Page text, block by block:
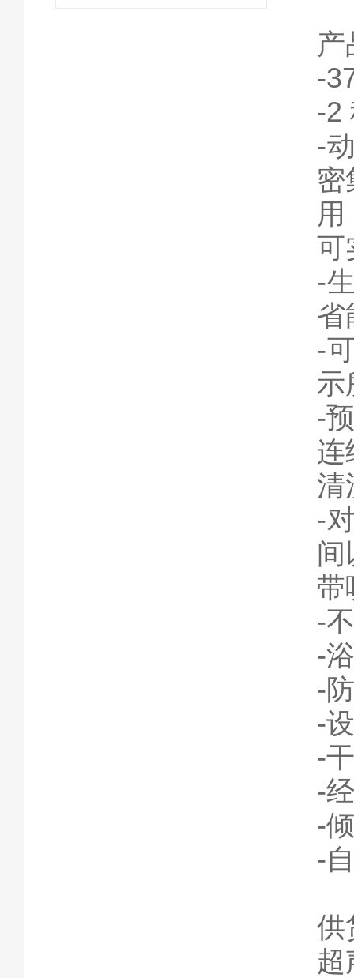
产
-
-2
-
密
用
可
-
省
-
示
-
连
清
-
间
带
-
-
-
-
-
-
-
-
供
超